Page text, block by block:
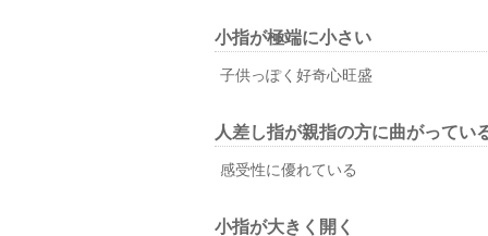
小指が極端に小さい
子供っぽく好奇心旺盛
人差し指が親指の方に曲がってい
感受性に優れている
小指が大きく開く